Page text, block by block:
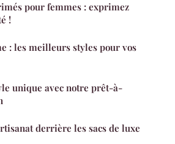
pour femmes : exprimez
!
: les meilleurs styles pour vos
unique avec notre prêt-à-
derrière les sacs de luxe